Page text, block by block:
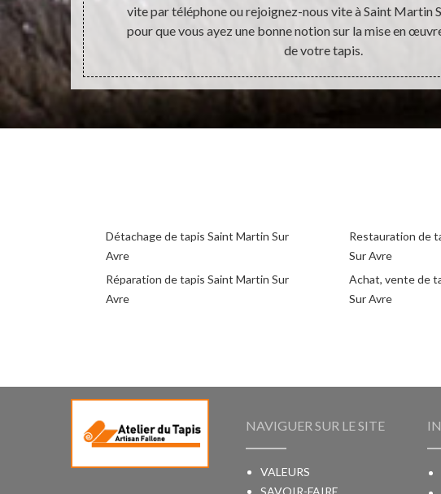
de
vite par téléphone ou rejoignez-nous vite à Saint Martin
pour que vous ayez une bonne notion sur la mise en
de votre tapis.
Détachage de tapis Saint Martin Sur
Avre
Réparation de tapis Saint Martin Sur
Avre
Restauration de
Sur Avre
Achat, vente de
Sur Avre
NAVIGUER SUR LE SITE
VALEURS